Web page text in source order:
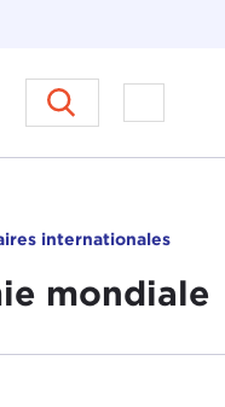
Council sur
Ouvrir
internationales
mondiale